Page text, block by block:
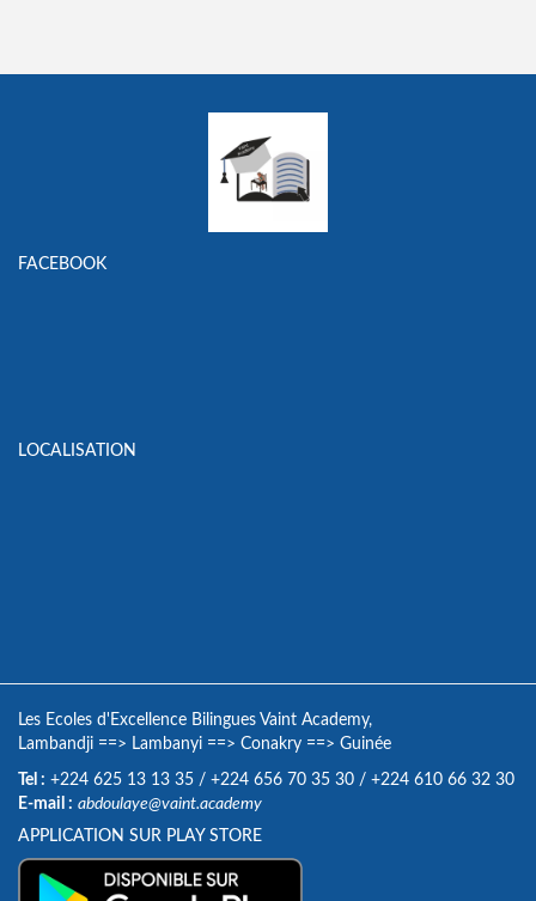
FACEBOOK
LOCALISATION
Les Ecoles d'Excellence Bilingues Vaint Academy,
Lambandji ==> Lambanyi ==> Conakry ==> Guinée
Tel : +224 625 13 13 35 / +224 656 70 35 30 / +224 610 66 32 30
E-mail : abdoulaye@vaint.academy
APPLICATION SUR PLAY STORE